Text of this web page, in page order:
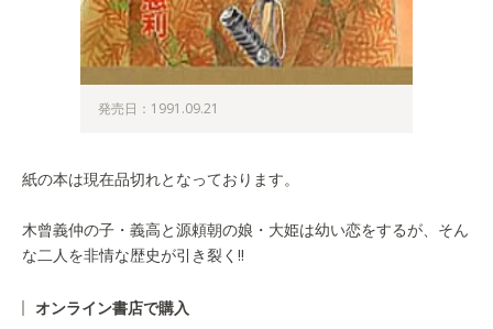
発売日：1991.09.21
紙の本は現在品切れとなっております。
木曾義仲の子・義高と源頼朝の娘・大姫は幼い恋をするが、そん
な二人を非情な歴史が引き裂く!!
オンライン書店で購入